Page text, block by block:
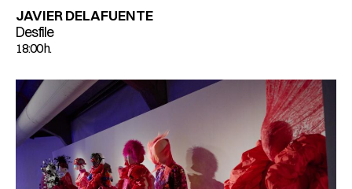
JAVIER DELAFUENTE
Desfile
18:00 h.